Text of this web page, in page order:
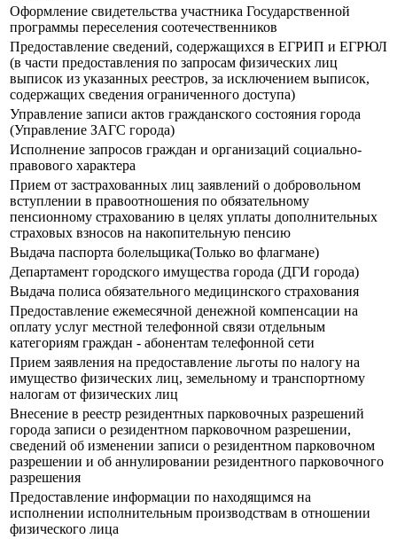
Оформление свидетельства участника Государственной
программы переселения соотечественников
Предоставление сведений, содержащихся в ЕГРИП и ЕГРЮЛ
(в части предоставления по запросам физических лиц
выписок из указанных реестров, за исключением выписок,
содержащих сведения ограниченного доступа)
Управление записи актов гражданского состояния города
(Управление ЗАГС города)
Исполнение запросов граждан и организаций социально-
правового характера
Прием от застрахованных лиц заявлений о добровольном
вступлении в правоотношения по обязательному
пенсионному страхованию в целях уплаты дополнительных
страховых взносов на накопительную пенсию
Выдача паспорта болельщика(Только во флагмане)
Департамент городского имущества города (ДГИ города)
Выдача полиса обязательного медицинского страхования
Предоставление ежемесячной денежной компенсации на
оплату услуг местной телефонной связи отдельным
категориям граждан - абонентам телефонной сети
Прием заявления на предоставление льготы по налогу на
имущество физических лиц, земельному и транспортному
налогам от физических лиц
Внесение в реестр резидентных парковочных разрешений
города записи о резидентном парковочном разрешении,
сведений об изменении записи о резидентном парковочном
разрешении и об аннулировании резидентного парковочного
разрешения
Предоставление информации по находящимся на
исполнении исполнительным производствам в отношении
физического лица